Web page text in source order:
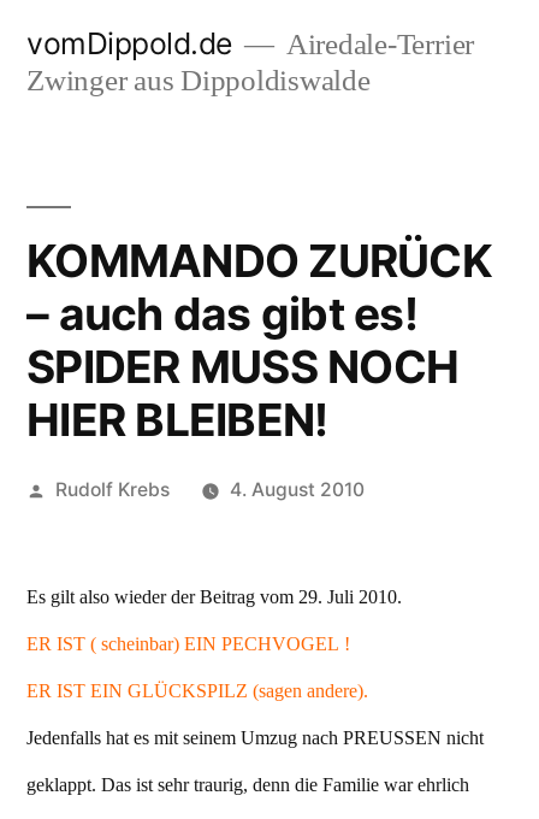
Inhalt
vomDippold.de
Airedale-Terrier
Zwinger aus Dippoldiswalde
KOMMANDO ZURÜCK
– auch das gibt es!
SPIDER MUSS NOCH
HIER BLEIBEN!
Veröffentlicht
Rudolf Krebs 4. August 2010
Es gilt also wieder der Beitrag vom 29. Juli 2010.
ER IST ( scheinbar) EIN PECHVOGEL !
ER IST EIN GLÜCKSPILZ (sagen andere).
Jedenfalls hat es mit seinem Umzug nach PREUSSEN nicht
geklappt. Das ist sehr traurig, denn die Familie war ehrlich